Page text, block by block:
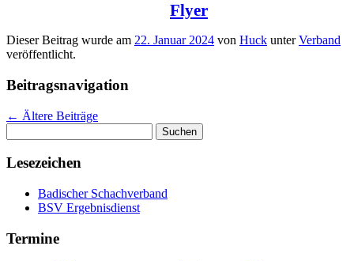
Flyer
Dieser Beitrag wurde am 22. Januar 2024 von Huck unterVerband
veröffentlicht.
Beitragsnavigation
← Ältere Beiträge
nach:
Lesezeichen
Badischer Schachverband
BSV Ergebnisdienst
Termine